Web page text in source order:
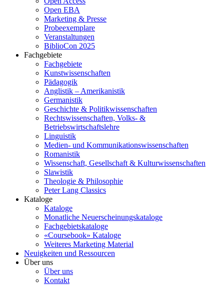
Open EBA
Marketing & Presse
Probeexemplare
Veranstaltungen
BiblioCon 2025
Fachgebiete
Fachgebiete
Kunstwissenschaften
Pädagogik
Anglistik – Amerikanistik
Germanistik
Geschichte & Politikwissenschaften
Rechtswissenschaften, Volks- &
Betriebswirtschaftslehre
Linguistik
Medien- und Kommunikationswissenschaften
Romanistik
Wissenschaft, Gesellschaft & Kulturwissenschaften
Slawistik
Theologie & Philosophie
Peter Lang Classics
Kataloge
Kataloge
Monatliche Neuerscheinungskataloge
Fachgebietskataloge
«Coursebook» Kataloge
Weiteres Marketing Material
Neuigkeiten und Ressourcen
Über uns
Über uns
Kontakt